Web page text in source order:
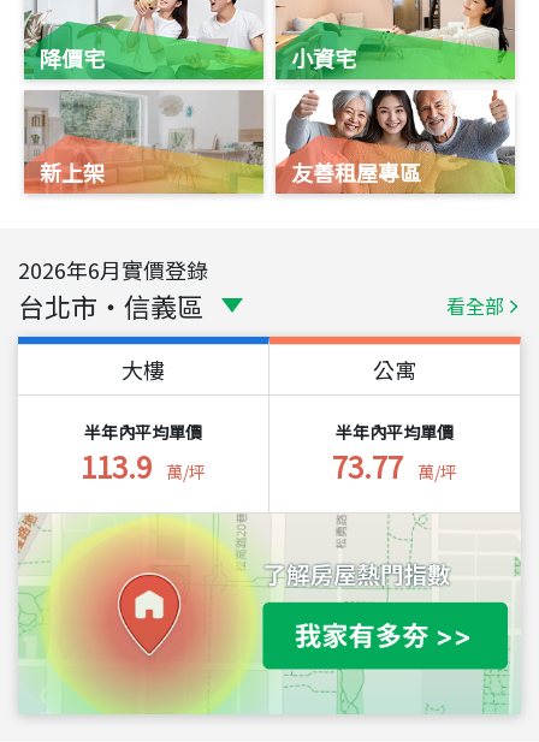
降價宅
新上架
小資宅
友善租屋專區
2026年6月實價登錄
台北市 ・ 信義區 看全部
大樓
半年內平均單價
113.9 萬/坪
公寓
半年內平均單價
73.77 萬/坪